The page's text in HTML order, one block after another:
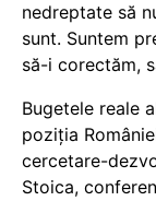
nedreptate să
sunt. Suntem
să-i corectăm,
Bugetele reale
poziția
cercetare-
Stoica,